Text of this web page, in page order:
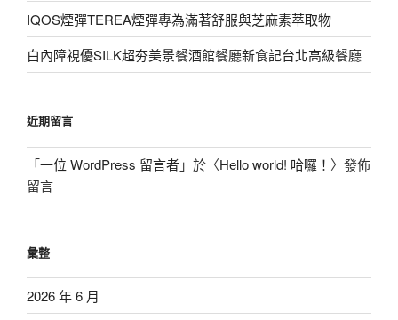
IQOS煙彈TEREA煙彈專為滿著舒服與芝麻素萃取物
白內障視優SILK超夯美景餐酒館餐廳新食記台北高級餐廳
近期留言
「一位 WordPress 留言者」於〈Hello world! 哈囉！ 〉發佈
留言
彙整
2026 年 6 月